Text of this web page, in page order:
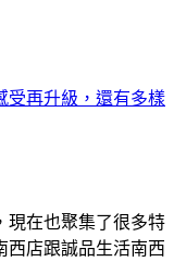
受再升級，還有多樣
現在也聚集了很多特
西店跟誠品生活南西